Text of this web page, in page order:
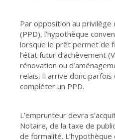
Par opposition au
(PPD), l’hypothèque
lorsque le prêt permet de
l’état futur d’achèvement
rénovation ou
relais. Il arrive donc parfois
compléter un PPD.
L’emprunteur devra
Notaire, de la taxe de
de formalité. L’hypothèque